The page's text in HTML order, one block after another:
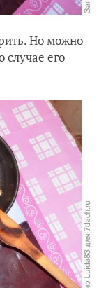
Но можно
случае его